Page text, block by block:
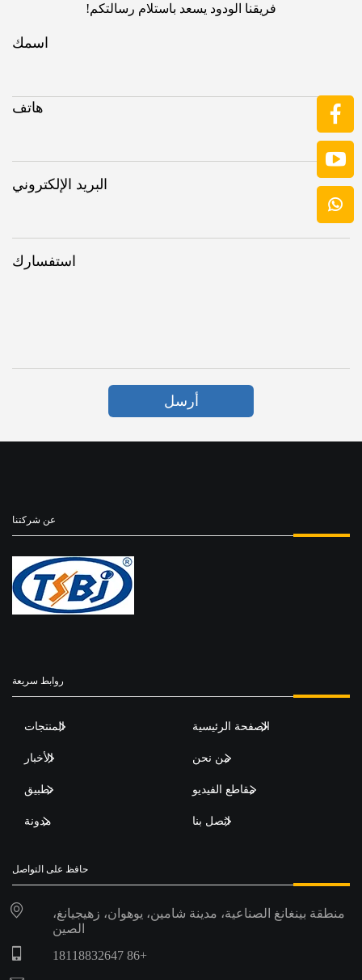
فريقنا الودود يسعد باستلام رسالتكم!
اسمك
هاتف
البريد الإلكتروني
استفسارك
أرسل
عن شركتنا
روابط سريعة
الصفحة الرئيسية المنتجات
من نحن الأخبار
مقاطع الفيديو تطبيق
اتصل بنا مدونة
حافظ على التواصل
منطقة بينغانغ الصناعية، مدينة شامين، يوهوان، زهيجيانغ،
الصين
+86 18118832647